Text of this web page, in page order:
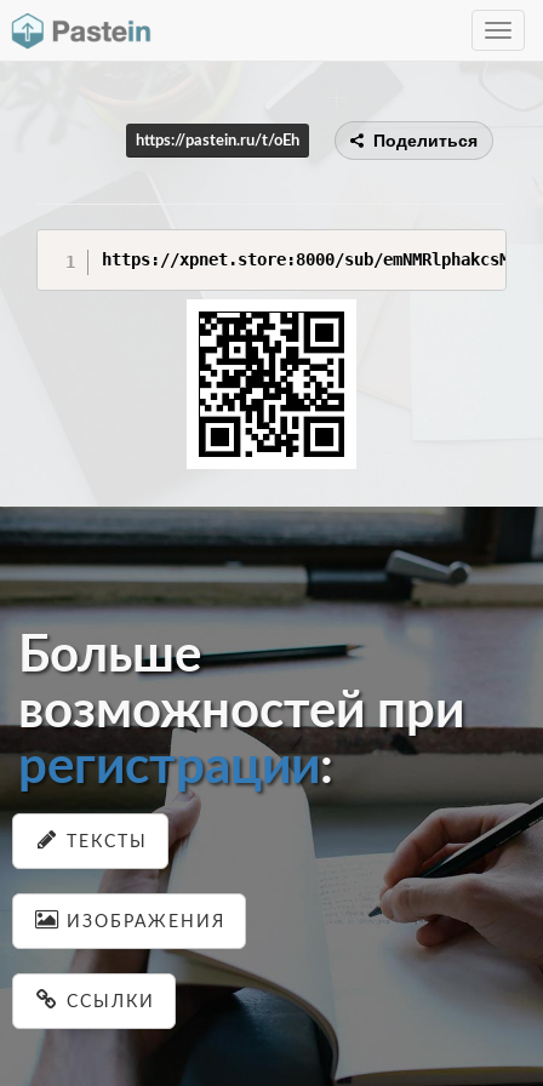
Toggle
https://pastein.ru/t/oEh Поделиться
https://xpnet.store:8000/sub/
Больше
возможностей при
регистрации:
ТЕКСТЫ
ИЗОБРАЖЕНИЯ
ССЫЛКИ